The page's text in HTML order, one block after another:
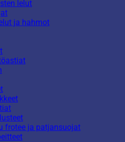
lelut
ja hahmot
frotee ja patjansuojat